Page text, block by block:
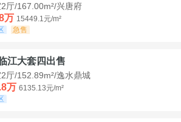
厅/167.00m²/兴唐府
万 15449.1元/m²
急售
江大套四出售
厅/152.89m²/逸水鼎城
万 6135.13元/m²